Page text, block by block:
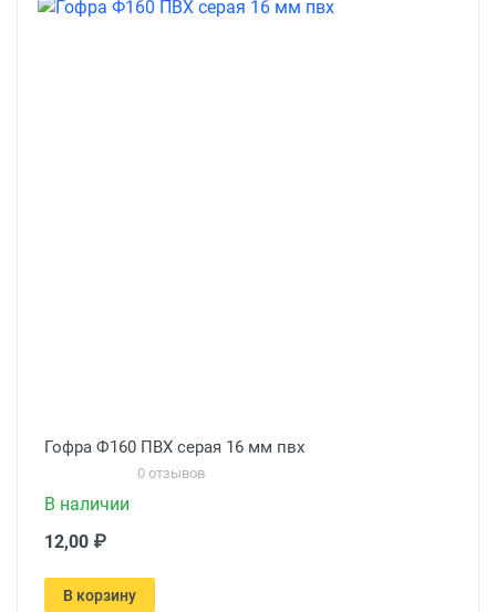
Гофра Ф160 ПВХ серая 16 мм пвх
0 отзывов
В наличии
12,00 ₽
В корзину